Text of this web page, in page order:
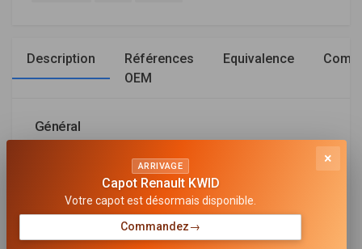
Description
Références
OEM
Equivalence
Général
LONGUEUR 1 [MM]
205
LARGEUR [MM]
×
ARRIVAGE
Capot Renault KWID
Votre capot est désormais disponible.
Commandez→